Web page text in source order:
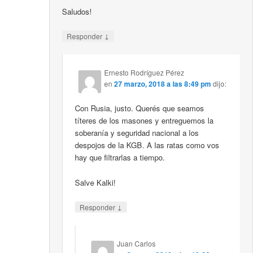
Saludos!
Responder ↓
Ernesto Rodríguez Pérez
en27 marzo, 2018 a las 8:49 pm dijo:
Con Rusia, justo. Querés que seamos
títeres de los masones y entreguemos la
soberanía y seguridad nacional a los
despojos de la KGB. A las ratas como vos
hay que filtrarlas a tiempo.
Salve Kalki!
Responder ↓
Juan Carlos